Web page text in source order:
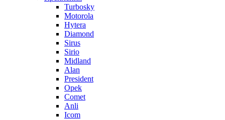
Turbosky
Motorola
Hytera
Diamond
Sirus
Sirio
Midland
Alan
President
Opek
Comet
Anli
Icom